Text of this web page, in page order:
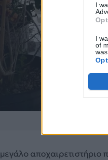
I
I
of
https://